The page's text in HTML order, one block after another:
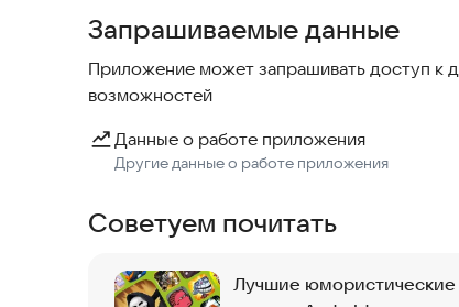
Запрашиваемые данные
Приложение может запрашивать доступ к
возможностей
Данные о работе приложения
Другие данные о работе приложения
Советуем почитать
Лучшие юмористические